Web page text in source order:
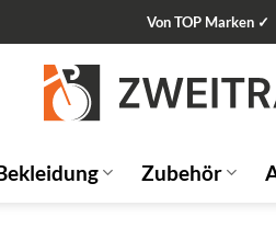
Von TOP Marken ✓
Zubehör